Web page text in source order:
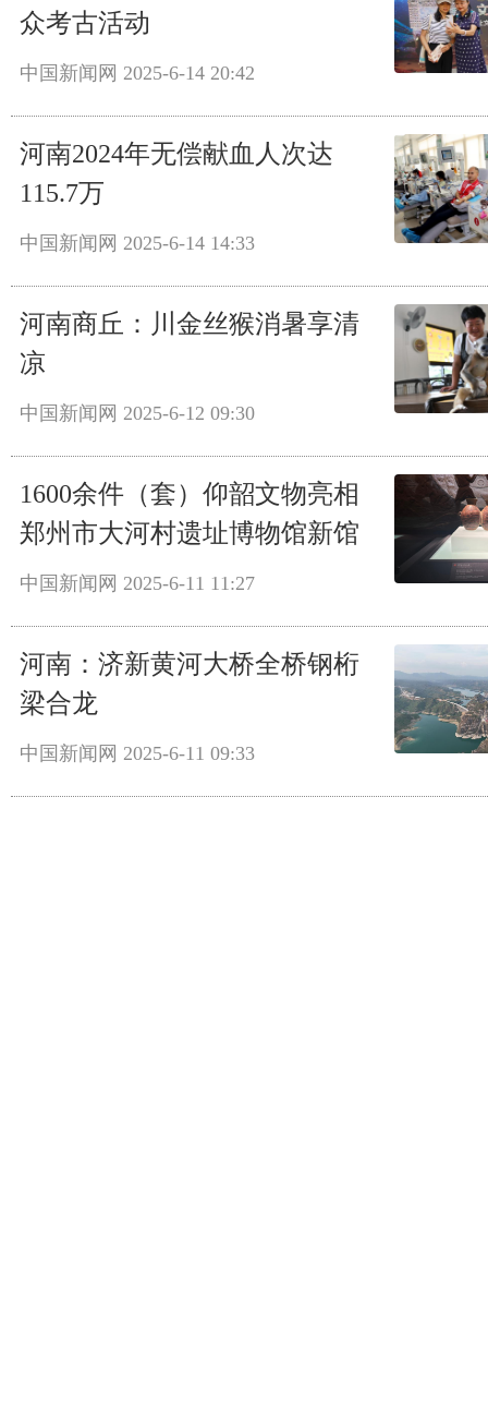
众考古活动
中国新闻网 2025-6-14 20:42
河南2024年无偿献血人次达
115.7万
中国新闻网 2025-6-14 14:33
河南商丘：川金丝猴消暑享清
凉
中国新闻网 2025-6-12 09:30
1600余件（套）仰韶文物亮相
郑州市大河村遗址博物馆新馆
中国新闻网 2025-6-11 11:27
河南：济新黄河大桥全桥钢桁
梁合龙
中国新闻网 2025-6-11 09:33